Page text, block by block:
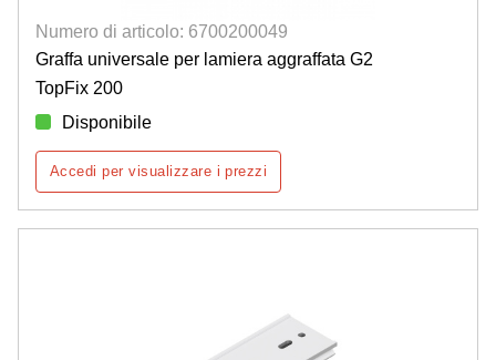
Numero di articolo: 6700200049
Graffa universale per lamiera aggraffata G2
TopFix 200
Disponibile
Accedi per visualizzare i prezzi